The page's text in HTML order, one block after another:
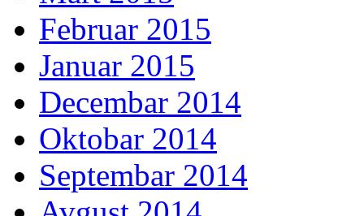
Februar 2015
Januar 2015
Decembar 2014
Oktobar 2014
Septembar 2014